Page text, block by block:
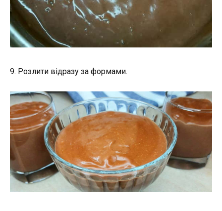
9. Розлити відразу за формами.